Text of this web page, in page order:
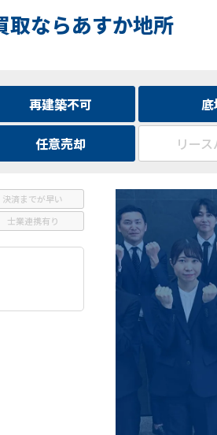
取ならあすか地所
再建築不可
任意売却 リー
決済までが早い
士業連携有り